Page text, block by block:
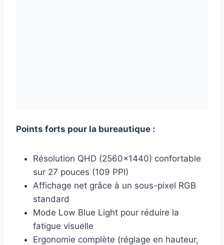
Points forts pour la bureautique :
Résolution QHD (2560×1440) confortable
sur 27 pouces (109 PPI)
Affichage net grâce à un sous-pixel RGB
standard
Mode Low Blue Light pour réduire la
fatigue visuelle
Ergonomie complète (réglage en hauteur,